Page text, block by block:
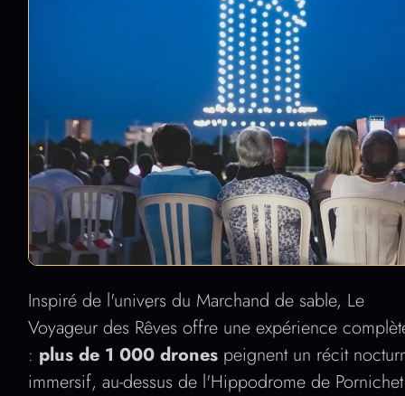
Inspiré de l'univers du Marchand de sable, Le
Voyageur des Rêves offre une expérience
: plus de 1 000 drones peignent un récit
immersif, au-dessus de l'Hippodrome de